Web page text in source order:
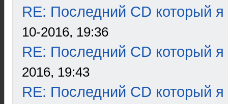
RE: Последний CD который я
10-2016, 19:36
RE: Последний CD который я
2016, 19:43
RE: Последний CD который я